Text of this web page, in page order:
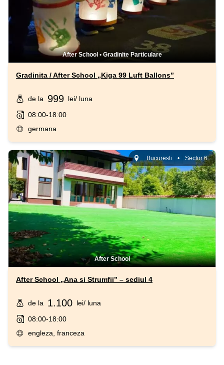
After School • Gradinite Particulare
Gradinita / After School „Kiga 99 Luft Ballons”
de la 999 lei/ luna
08:00-18:00
germana
Bucuresti • Sector 6
After School
After School „Ana si Strumfii” – sediul 4
de la 1.100 lei/ luna
08:00-18:00
engleza, franceza